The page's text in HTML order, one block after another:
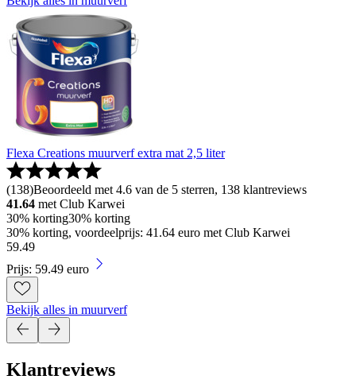
Flexa Creations muurverf extra mat 2,5 liter
(138)Beoordeeld met 4.6 van de 5 sterren, 138 klantreviews
41.64 met Club Karwei
30% korting30% korting
30% korting, voordeelprijs: 41.64 euro met Club Karwei
59.49
Prijs: 59.49 euro
Bekijk alles in muurverf
Klantreviews